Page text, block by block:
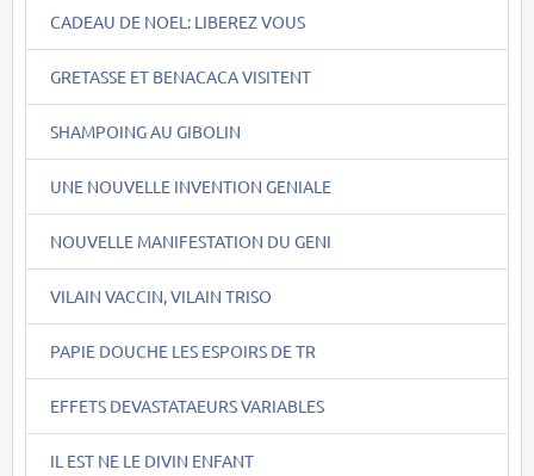
CADEAU DE NOEL: LIBEREZ VOUS
GRETASSE ET BENACACA VISITENT
SHAMPOING AU GIBOLIN
UNE NOUVELLE INVENTION GENIALE
NOUVELLE MANIFESTATION DU GENI
VILAIN VACCIN, VILAIN TRISO
PAPIE DOUCHE LES ESPOIRS DE TR
EFFETS DEVASTATAEURS VARIABLES
IL EST NE LE DIVIN ENFANT